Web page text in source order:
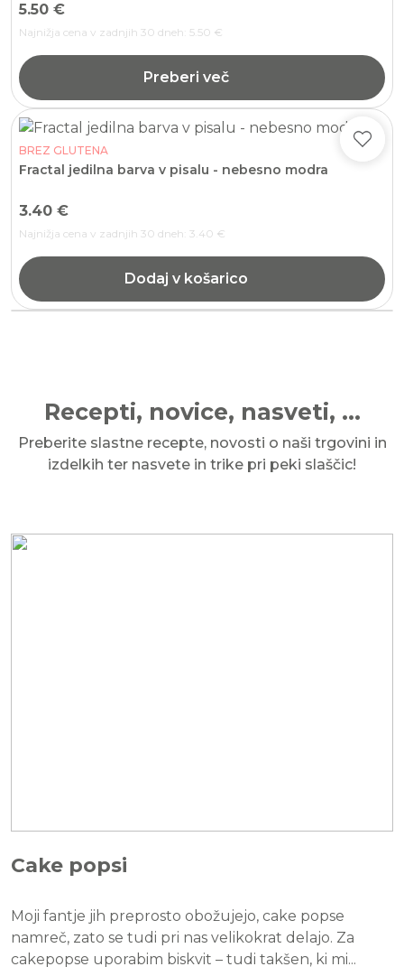
5.50 €
Najnižja cena v zadnjih 30 dneh: 5.50 €
Preberi več
BREZ GLUTENA
Fractal jedilna barva v pisalu - nebesno modra
3.40 €
Najnižja cena v zadnjih 30 dneh: 3.40 €
Dodaj v košarico
Recepti, novice, nasveti, ...
Preberite slastne recepte, novosti o naši trgovini in
izdelkih ter nasvete in trike pri peki slaščic!
Cake popsi
Moji fantje jih preprosto obožujejo, cake popse
namreč, zato se tudi pri nas velikokrat delajo. Za
cakepopse uporabim biskvit – tudi takšen, ki mi...